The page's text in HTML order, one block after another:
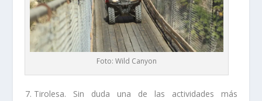
Foto: Wild Canyon
Tirolesa. Sin duda una de las actividades más